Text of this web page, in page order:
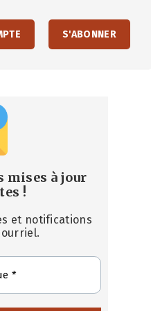
S'ABONNER
mises à jour
!
et notifications